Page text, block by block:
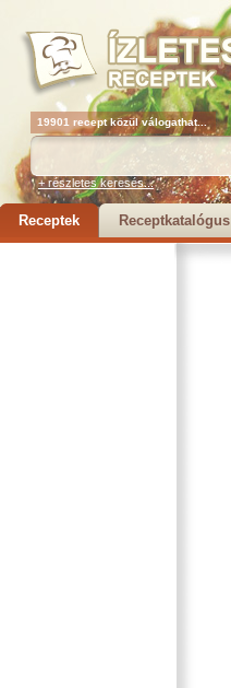
19901 recept közül válogathat...
+ részletes keresés...
Receptek Receptkatalógus